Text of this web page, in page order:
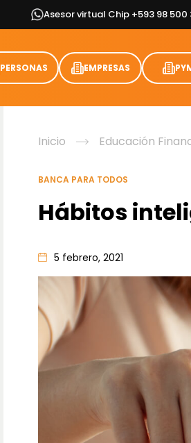
Asesor virtual Chip +593 98 500
PERSONAS EMPRESAS
Inicio Educación
BANCA PARA TODOS
Hábitos
5 febrero, 2021